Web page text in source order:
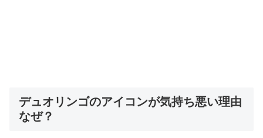
デュオリンゴのアイコンが気持ち悪い理由
なぜ？